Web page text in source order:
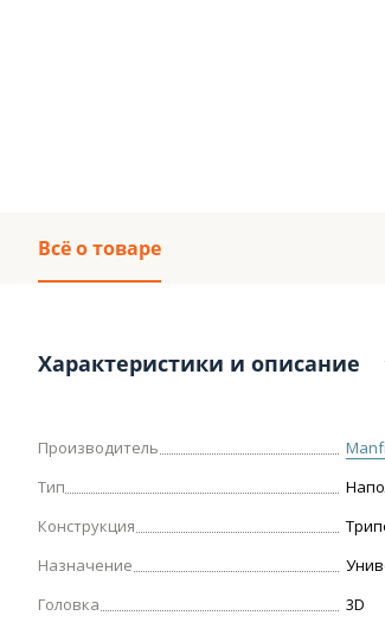
Всё о товаре
Характеристики и описание
Производитель
Тип
Конструкция
Назначение
Головка
3D